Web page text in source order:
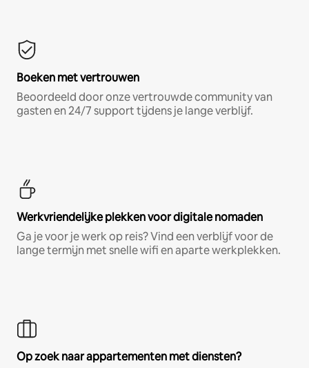
Boeken met vertrouwen
Beoordeeld door onze vertrouwde community van
gasten en 24/7 support tijdens je lange verblijf.
Werkvriendelijke plekken voor digitale nomaden
Ga je voor je werk op reis? Vind een verblijf voor de
lange termijn met snelle wifi en aparte werkplekken.
Op zoek naar appartementen met diensten?